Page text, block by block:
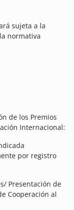
sujeta a la
normativa
de los Premios
Internacional:
por registro
Presentación de
Cooperación al